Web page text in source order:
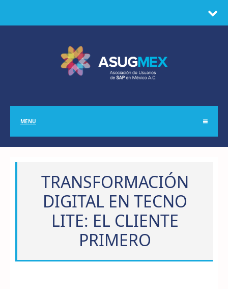
MENU
TRANSFORMACIÓN
DIGITAL EN TECNO
LITE: EL CLIENTE
PRIMERO